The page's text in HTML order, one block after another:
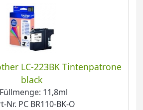
LC-223BK Tintenpatrone
black
11,8ml
Nr. PC BR110-BK-O